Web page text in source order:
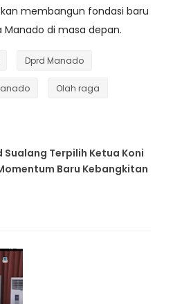
membangun fondasi baru
di masa depan.
Dprd Manado
Olah raga
Sualang Terpilih Ketua Koni
Baru Kebangkitan